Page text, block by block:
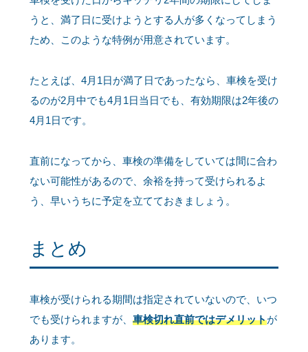
うと、満了日に受けようとする人が多くなってしまう
ため、このような特例が用意されています。
たとえば、4月1日が満了日であったなら、車検を受け
るのが2月中でも4月1日当日でも、有効期限は2年後の
4月1日です。
直前になってから、車検の準備をしていては間に合わ
ない可能性があるので、余裕を持って受けられるよ
う、早いうちに予定を立てておきましょう。
まとめ
車検が受けられる期間は指定されていないので、いつ
でも受けられますが、 車検切れ直前ではデメリットが
あります。